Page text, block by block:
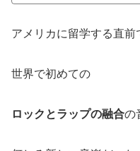
アメリカに留学する直前
世界で初めての
ロックとラップの融合の